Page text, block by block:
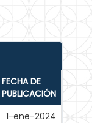
FECHA DE
PUBLICACIÓN
1-ene-2024